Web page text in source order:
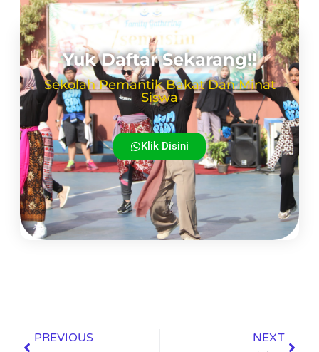
Yuk Daftar Sekarang!!
Sekolah Pemantik Bakat Dan Minat
Siswa
Klik Disini
PREVIOUS NEXT